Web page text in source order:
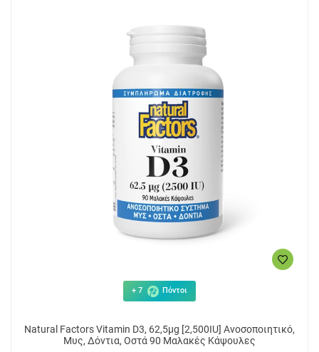
+ 7 Πόντοι
Natural Factors Vitamin D3, 62,5μg [2,500IU] Ανοσοποιητικό,
Μυς, Δόντια, Οστά 90 Μαλακές Κάψουλες